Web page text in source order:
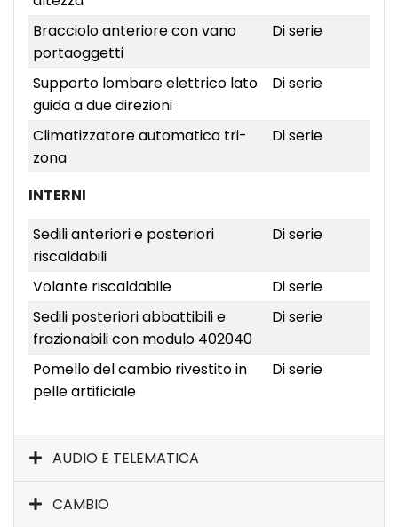
Bracciolo anteriore con vano
portaoggetti
Di serie
Supporto lombare elettrico lato
guida a due direzioni
Di serie
Climatizzatore automatico tri-
zona
Di serie
INTERNI
Sedili anteriori e posteriori
riscaldabili
Di serie
Volante riscaldabile
Di serie
Sedili posteriori abbattibili e
frazionabili con modulo 402040
Di serie
Pomello del cambio rivestito in
pelle artificiale
Di serie
AUDIO E TELEMATICA
CAMBIO